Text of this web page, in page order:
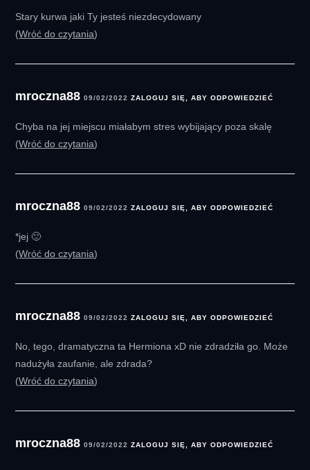
Stary kurwa jaki Ty jesteś niezdecydowany
Wróć do czytania
mroczna88 09/02/2022 ZALOGUJ SIĘ, ABY ODPOWIEDZIEĆ
Chyba na jej miejscu miałabym stres wybijający poza skalę
Wróć do czytania
mroczna88 09/02/2022 ZALOGUJ SIĘ, ABY ODPOWIEDZIEĆ
*jej 🙂
Wróć do czytania
mroczna88 09/02/2022 ZALOGUJ SIĘ, ABY ODPOWIEDZIEĆ
No, tego, dramatyczna ta Hermiona xD nie zdradziła go. Może
nadużyła zaufanie, ale zdrada?
Wróć do czytania
mroczna88 09/02/2022 ZALOGUJ SIĘ, ABY ODPOWIEDZIEĆ